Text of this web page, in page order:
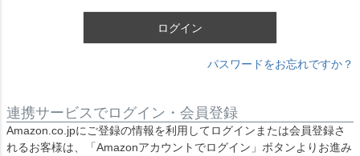
ログイン
パスワードをお忘れですか？
連携サービスでログイン・会員登録
Amazon.co.jpにご登録の情報を利用してログインまたは会員登録さ
れるお客様は、「Amazonアカウントでログイン」ボタンよりお進み